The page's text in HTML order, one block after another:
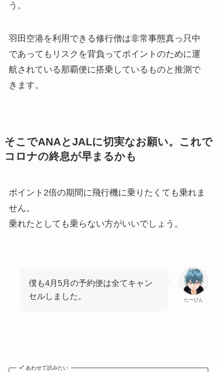
う。
羽田空港を利用できる修行僧は非常事態真っ只中
であってもリスクを背負ってポイントのために運
航されている那覇便に搭乗しているものと推測で
きます。
そこでANAとJALに切実なお願い。これで
コロナの終息が早まるかも
ポイント2倍の期間に飛行機に乗りたくても乗れま
せん。
乗れたとしても乗らない方がいいでしょう。
たーびん
僕も4月5月の予約便は全てキャン
セルしました。
あわせて読みたい